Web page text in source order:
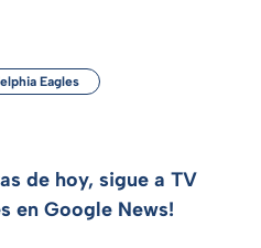
Eagles
de hoy, sigue a TV
en Google News!